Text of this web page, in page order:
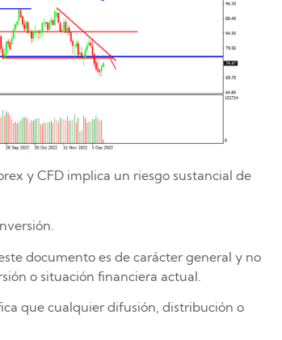
y CFD implica un riesgo sustancial de
documento es de carácter general y no
o situación financiera actual.
que cualquier difusión, distribución o